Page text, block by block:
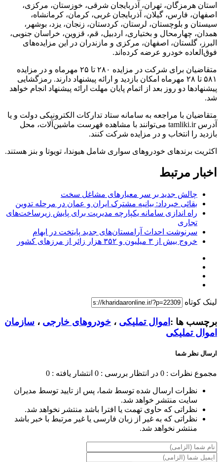
استان هرمزگان، تهران، آذربایجان شرقی، خوزستان، مرکزی،
اصفهان، فارس، گیلان، آذربایجان غربی، کرمان، کرمانشاه،
سیستان و بلوچستان، لرستان، کردستان، زنجان، یزد، بوشهر،
همدان، چهارمحال و بختیاری، اردبیل، قم، قزوین، خراسان جنوبی،
البرز، گلستان، اصفهان، مرکزی و مازندران در این مزایده‌های
فوق‌العاده خودرو عرضه کرده‌اند.
متقاضیان برای شرکت در مزایده ۲۸۰ تا ۲۵ مهرماه و در مزایده
۵۸۱ تا ۲۸ مهرماه امکان بازدید و ارائه پیشنهاد دارند. رمزگشایی
پیشنهادها دو روز بعد از اتمام پایان مهلت ارائه پیشنهاد انجام خواهد
شد.
متقاضیان با مراجعه به سامانه ستاد تدارکات الکترونیکی دولت و یا
آدرس tamliki.ir می‌توانند با مشاهده فهرست ماشین‌آلات، محل
بازدید را انتخاب و در مزایده شرکت کنند.
اکثریت برندهای خودروهای سواری شامل هیوندا، تویوتا و بنز هستند.
اخبار مرتبط
چالش جدید بر سر معیارهای مشاغل سخت
بقائی خبرداد: بیانیه مشترک ایران و عمان در مرحله تدوین
راه اندازی سامانه یکپارچه مدیریت برای پایش زیرساخت‌های
تجاری
سرنوشت احداث آرامستان‌های جدید پایتخت در ابهام
خروج بیش از ۳ میلیون و ۳۵۲ هزار زائر از مرزهای کشور
لینک کوتاه
برچسب ها : اموال تملیکی ، خودروهای خارجی ، سازمان
اموال تملیکی
ارسال نظر شما
مجموع نظرات : 0 در انتظار بررسی : 0 انتشار یافته : 0
نظرات ارسال شده توسط شما، پس از تایید توسط مدیران
سایت منتشر خواهد شد.
نظراتی که حاوی تهمت یا افترا باشد منتشر نخواهد شد.
نظراتی که به غیر از زبان فارسی یا غیر مرتبط با خبر باشد
منتشر نخواهد شد.